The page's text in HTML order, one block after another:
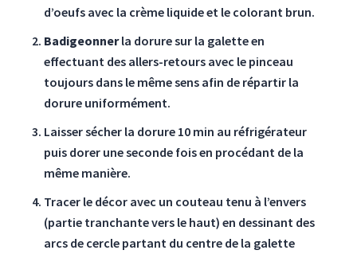
d’oeufs avec la crème liquide et le colorant brun.
Badigeonnerla dorure sur la galette en
effectuant des allers-retours avec le pinceau
toujours dans le même sens afin de répartir la
dorure uniformément.
Laisser sécher la dorure 10 min au réfrigérateur
puis dorer une seconde fois en procédant de la
même manière.
Tracer le décor avec un couteau tenu à l’envers
(partie tranchante vers le haut) en dessinant des
arcs de cercle partant du centre de la galette